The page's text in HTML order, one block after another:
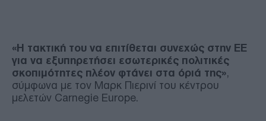
«Η τακτική του να επιτίθεται συνεχώς στην ΕΕ
για να εξυπηρετήσει εσωτερικές πολιτικές
σκοπιμότητες πλέον φτάνει στα όριά της»,
σύμφωνα με τον Μαρκ Πιερινί του κέντρου
μελετών Carnegie Europe.